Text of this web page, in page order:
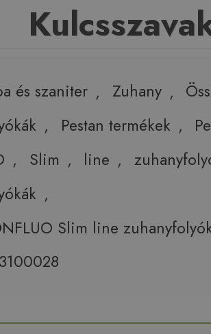
és szaniter , Zuhany ,
, Pestan termékek ,
, Slim , line ,
,
Slim line